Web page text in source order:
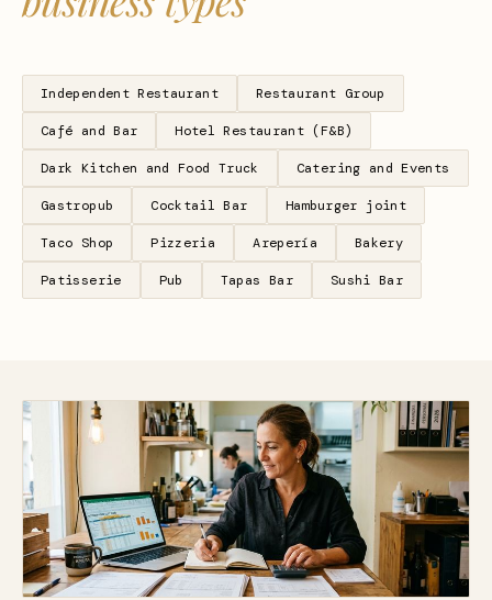
Independent Restaurant Restaurant Group
Café and Bar Hotel Restaurant (F&B)
Dark Kitchen and Food Truck Catering and Events
Gastropub Cocktail Bar Hamburger joint
Taco Shop Pizzeria Arepería Bakery
Patisserie Pub Tapas Bar Sushi Bar